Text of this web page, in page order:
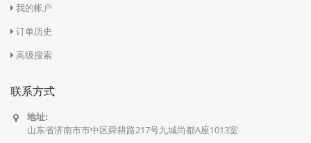
我的帐户
订单历史
高级搜索
联系方式
地址:
山东省济南市市中区舜耕路217号九城尚都A座1013室